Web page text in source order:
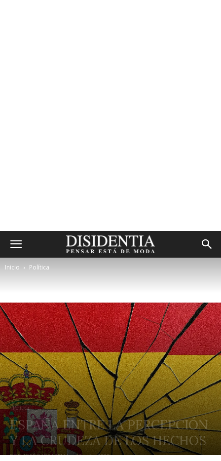
Inicio Política
Política
ESPAÑA ENTRE LA PERCEPCIÓN
Y LA CRUDEZA DE LOS HECHOS
POR JOSÉ PAPPARELLI - 23 julio, 2025